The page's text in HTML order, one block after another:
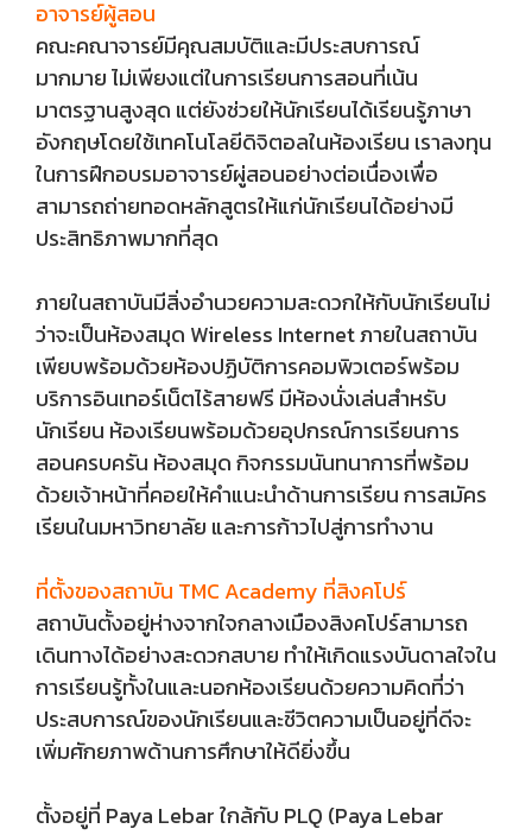
อาจารย์ผู้สอน
คณะคณาจารย์มีคุณสมบัติและมีประสบการณ์
มากมาย ไม่เพียงแต่ในการเรียนการสอนที่เน้น
มาตรฐานสูงสุด แต่ยังช่วยให้นักเรียนได้เรียนรู้ภาษา
อังกฤษโดยใช้เทคโนโลยีดิจิตอลในห้องเรียน เราลงทุน
ในการฝึกอบรมอาจารย์ผู่สอนอย่างต่อเนื่องเพื่อ
สามารถถ่ายทอดหลักสูตรให้แก่นักเรียนได้อย่างมี
ประสิทธิภาพมากที่สุด
ภายในสถาบันมีสิ่งอำนวยความสะดวกให้กับนักเรียนไม่
ว่าจะเป็นห้องสมุด Wireless Internet ภายในสถาบัน
เพียบพร้อมด้วยห้องปฏิบัติการคอมพิวเตอร์พร้อม
บริการอินเทอร์เน็ตไร้สายฟรี มีห้องนั่งเล่นสำหรับ
นักเรียน ห้องเรียนพร้อมด้วยอุปกรณ์การเรียนการ
สอนครบครัน ห้องสมุด กิจกรรมนันทนาการที่พร้อม
ด้วยเจ้าหน้าที่คอยให้คำแนะนำด้านการเรียน การสมัคร
เรียนในมหาวิทยาลัย และการก้าวไปสู่การทำงาน
ที่ตั้งของสถาบัน TMC Academy ที่สิงคโปร์
สถาบันตั้งอยู่ห่างจากใจกลางเมืองสิงคโปร์สามารถ
เดินทางได้อย่างสะดวกสบาย ทำให้เกิดแรงบันดาลใจใน
การเรียนรู้ทั้งในและนอกห้องเรียนด้วยความคิดที่ว่า
ประสบการณ์ของนักเรียนและชีวิตความเป็นอยู่ที่ดีจะ
เพิ่มศักยภาพด้านการศึกษาให้ดียิ่งขึ้น
ตั้งอยู่ที่ Paya Lebar ใกล้กับ PLQ (Paya Lebar